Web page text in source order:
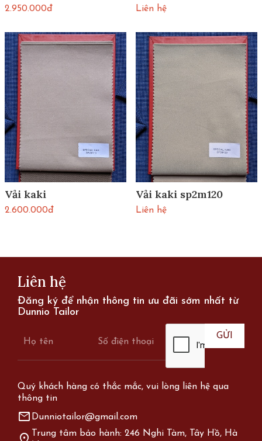
2.950.000đ Liên hệ
Vải kaki
2.600.000đ
Vải kaki sp2m120
Liên hệ
Liên hệ
Đăng ký để nhận thông tin ưu đãi sớm nhất từ
Dunnio Tailor
Quý khách hàng có thắc mắc, vui lòng liên hệ qua
thông tin
mail Dunniotailor@gmail.com
Trung tâm bảo hành: 246 Nghi Tàm, Tây Hồ, Hà